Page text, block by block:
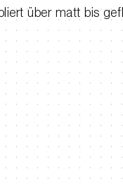
über matt bis